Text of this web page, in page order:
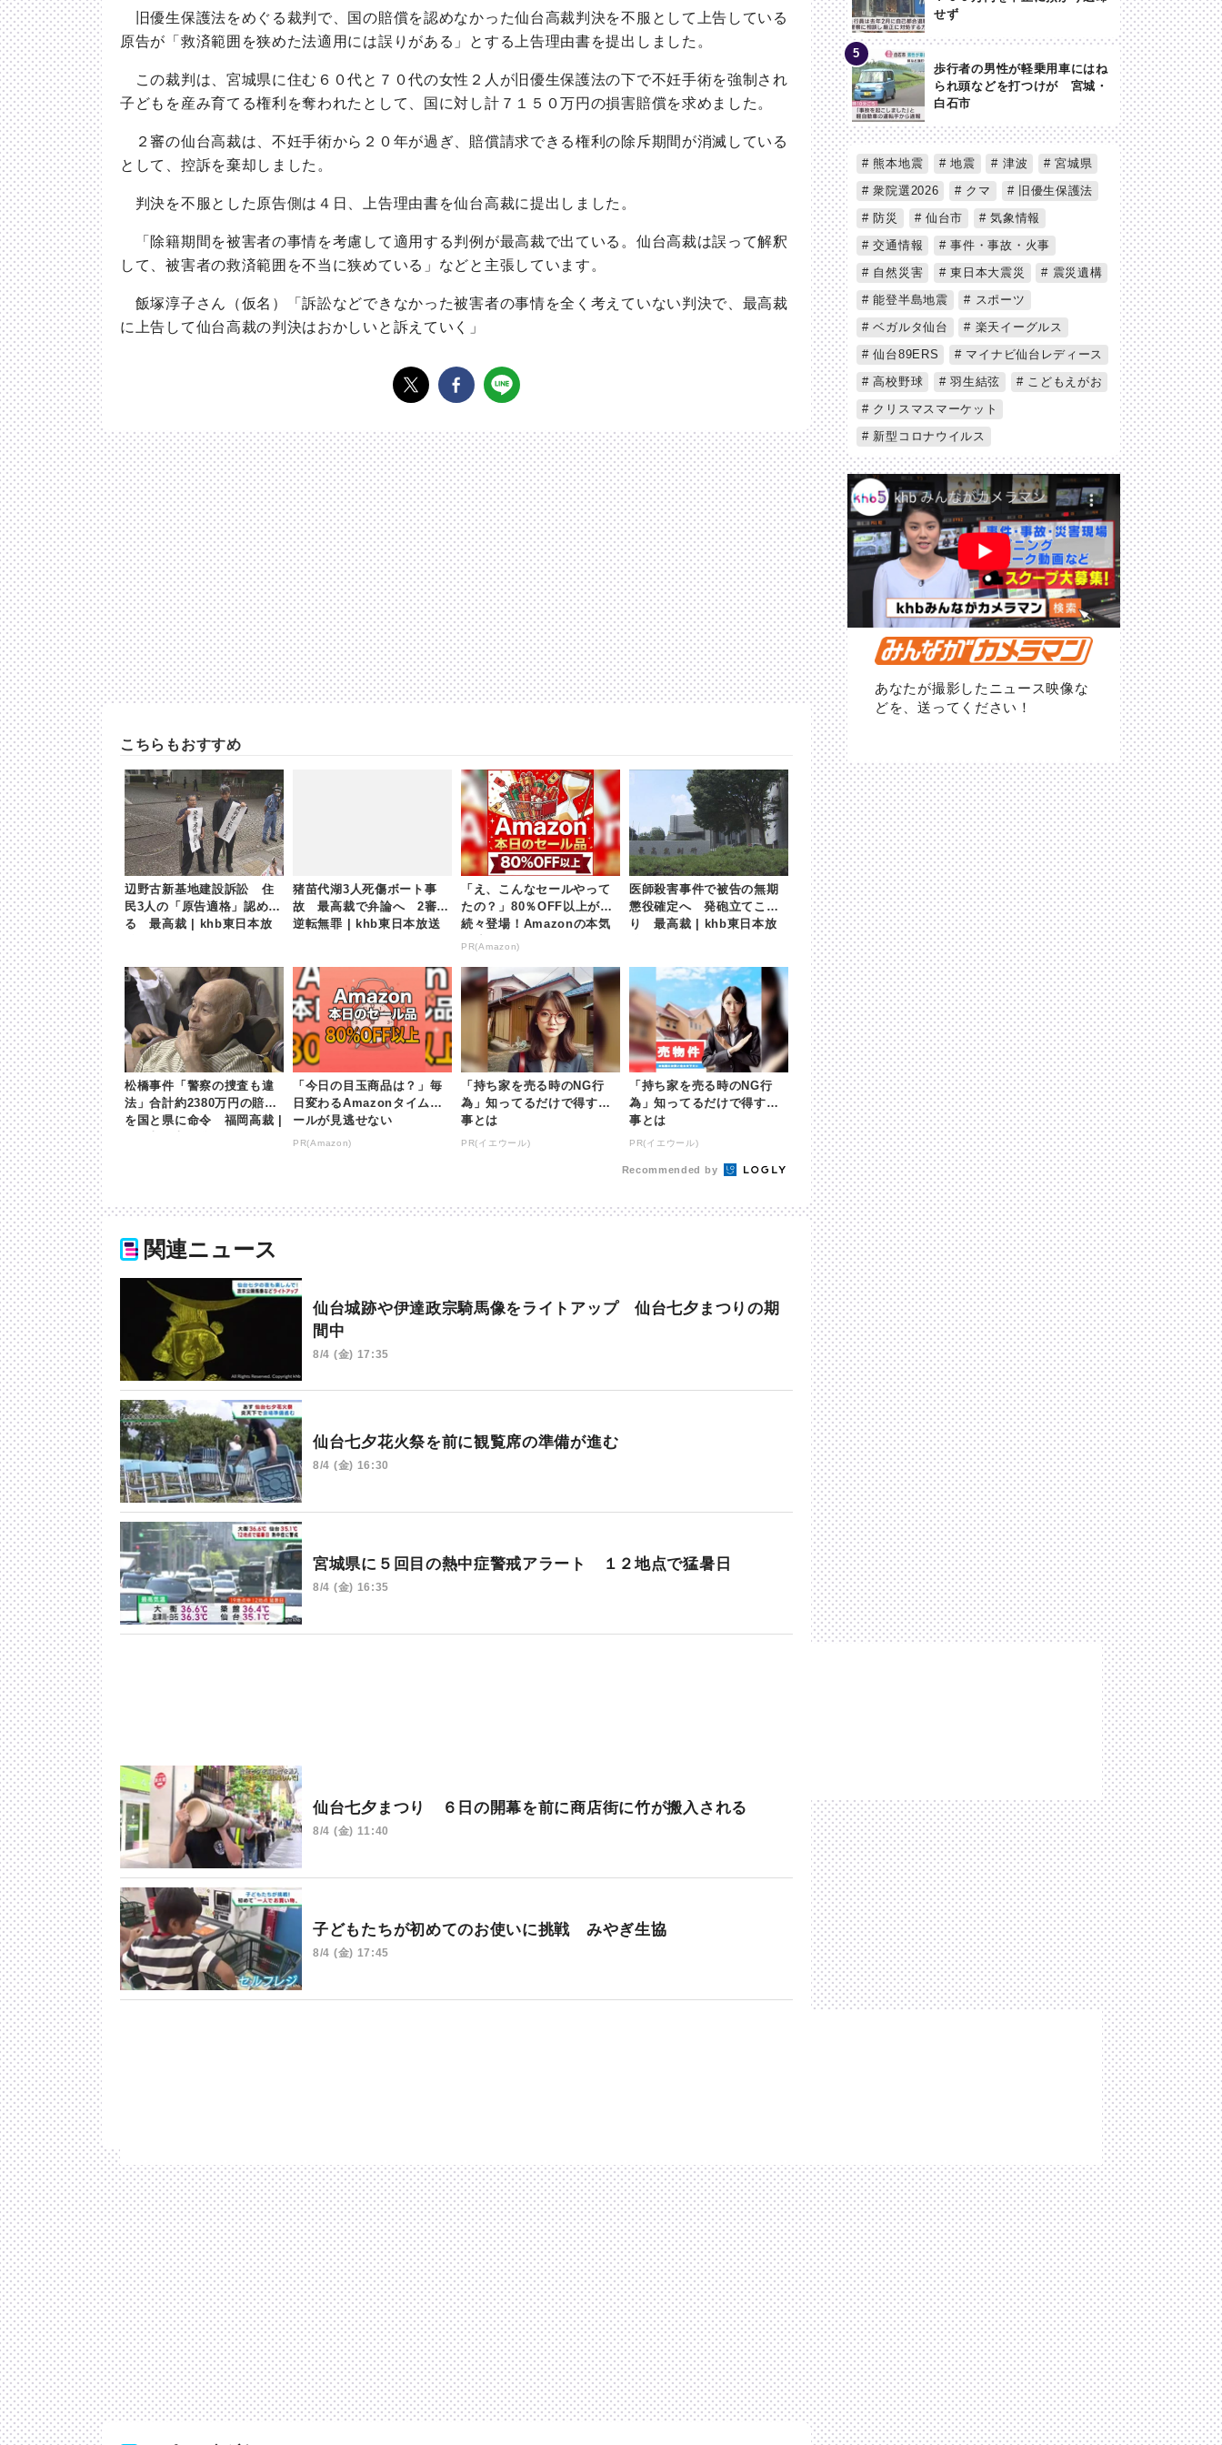
旧優生保護法をめぐる裁判で、国の賠償を認めなかった仙台高裁判決を不服として上告している
原告が「救済範囲を狭めた法適用には誤りがある」とする上告理由書を提出しました。
この裁判は、宮城県に住む６０代と７０代の女性２人が旧優生保護法の下で不妊手術を強制され
子どもを産み育てる権利を奪われたとして、国に対し計７１５０万円の損害賠償を求めました。
２審の仙台高裁は、不妊手術から２０年が過ぎ、賠償請求できる権利の除斥期間が消滅している
として、控訴を棄却しました。
判決を不服とした原告側は４日、上告理由書を仙台高裁に提出しました。
「除籍期間を被害者の事情を考慮して適用する判例が最高裁で出ている。仙台高裁は誤って解釈
して、被害者の救済範囲を不当に狭めている」などと主張しています。
飯塚淳子さん（仮名）「訴訟などできなかった被害者の事情を全く考えていない判決で、最高裁
に上告して仙台高裁の判決はおかしいと訴えていく」
こちらもおすすめ
辺野古新基地建設訴訟 住
民3人の「原告適格」認め
る 最高裁 | khb東日本放
猪苗代湖3人死傷ボート事
故 最高裁で弁論へ 2審は
逆転無罪 | khb東日本放送
「え、こんなセールやって
たの？」80％OFF以上が
続々登場！Amazonの本気
が凄すぎる
PR(Amazon)
医師殺害事件で被告の無期
懲役確定へ 発砲立てこも
り 最高裁 | khb東日本放
松橋事件「警察の捜査も違
法」合計約2380万円の賠償
を国と県に命令 福岡高裁 |
「今日の目玉商品は？」毎
日変わるAmazonタイムセ
ールが見逃せない
PR(Amazon)
「持ち家を売る時のNG行
為」知ってるだけで得する
事とは
PR(イエウール)
「持ち家を売る時のNG行
為」知ってるだけで得する
事とは
PR(イエウール)
Recommended by
関連ニュース
仙台城跡や伊達政宗騎馬像をライトアップ 仙台七夕まつりの期
間中
8/4 (金) 17:35
仙台七夕花火祭を前に観覧席の準備が進む
8/4 (金) 16:30
宮城県に５回目の熱中症警戒アラート １２地点で猛暑日
8/4 (金) 16:35
仙台七夕まつり ６日の開幕を前に商店街に竹が搬入される
8/4 (金) 11:40
子どもたちが初めてのお使いに挑戦 みやぎ生協
8/4 (金) 17:45
せず
歩行者の男性が軽乗用車にはね
られ頭などを打つけが 宮城・
白石市
熊本地震 地震 津波
宮城県
衆院選2026
クマ
旧優生保護法
防災
仙台市
気象情報
交通情報
事件・事故・火事
自然災害
東日本大震災
震災遺構
能登半島地震
スポーツ
ベガルタ仙台
楽天イーグルス
仙台89ERS
マイナビ仙台レディース
高校野球
羽生結弦
こどもえがお
クリスマスマーケット
新型コロナウイルス
あなたが撮影したニュース映像な
どを、送ってください！